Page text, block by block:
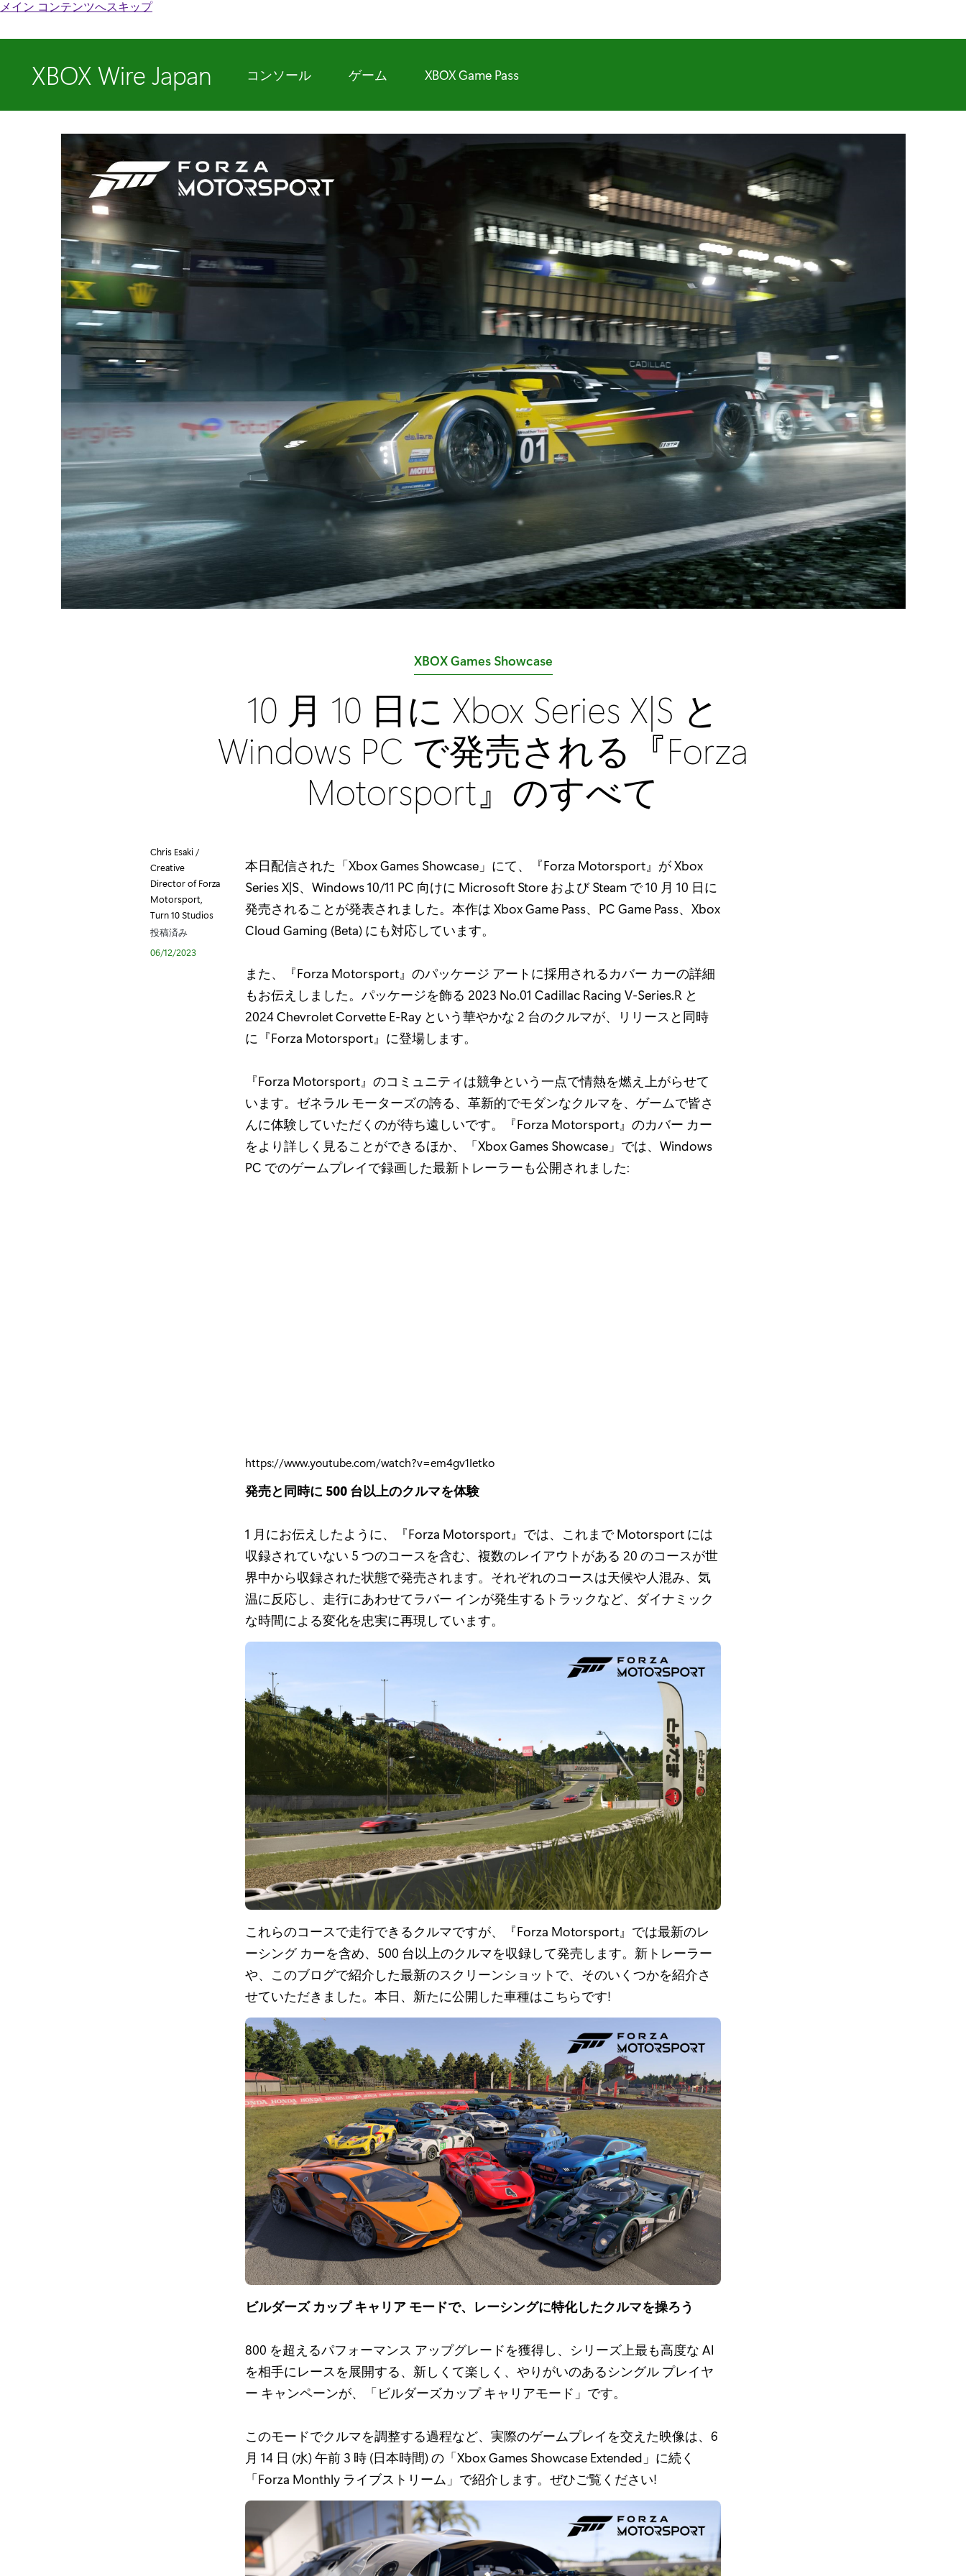
メイン コンテンツへスキップ
XBOX Wire Japan コンソール ゲーム XBOX Game Pass
カ
ゴ
リ
:
XBOX Games Showcase
10 月 10 日に Xbox Series X|S と
Windows PC で発売される『Forza
Motorsport』のすべて
Chris Esaki /
Creative
Director of Forza
Motorsport,
Turn 10 Studios
投稿済み
06/12/2023
本日配信された「Xbox Games Showcase」にて、『Forza Motorsport』が Xbox
Series X|S、Windows 10/11 PC 向けに Microsoft Store および Steam で 10 月 10 日に
発売されることが発表されました。本作は Xbox Game Pass、PC Game Pass、Xbox
Cloud Gaming (Beta) にも対応しています。
また、『Forza Motorsport』のパッケージ アートに採用されるカバー カーの詳細
もお伝えしました。パッケージを飾る 2023 No.01 Cadillac Racing V-Series.R と
2024 Chevrolet Corvette E-Ray という華やかな 2 台のクルマが、リリースと同時
に『Forza Motorsport』に登場します。
『Forza Motorsport』のコミュニティは競争という一点で情熱を燃え上がらせて
います。ゼネラル モーターズの誇る、革新的でモダンなクルマを、ゲームで皆さ
んに体験していただくのが待ち遠しいです。『Forza Motorsport』のカバー カー
をより詳しく見ることができるほか、「Xbox Games Showcase」では、Windows
PC でのゲームプレイで録画した最新トレーラーも公開されました:
https://www.youtube.com/watch?v=em4gv1Ietko
発売と同時に 500 台以上のクルマを体験
1 月にお伝えしたように、『Forza Motorsport』では、これまで Motorsport には
収録されていない 5 つのコースを含む、複数のレイアウトがある 20 のコースが世
界中から収録された状態で発売されます。それぞれのコースは天候や人混み、気
温に反応し、走行にあわせてラバー インが発生するトラックなど、ダイナミック
な時間による変化を忠実に再現しています。
これらのコースで走行できるクルマですが、『Forza Motorsport』では最新のレ
ーシング カーを含め、500 台以上のクルマを収録して発売します。新トレーラー
や、このブログで紹介した最新のスクリーンショットで、そのいくつかを紹介さ
せていただきました。本日、新たに公開した車種はこちらです!
ビルダーズ カップ キャリア モードで、レーシングに特化したクルマを操ろう
800 を超えるパフォーマンス アップグレードを獲得し、シリーズ上最も高度な AI
を相手にレースを展開する、新しくて楽しく、やりがいのあるシングル プレイヤ
ー キャンペーンが、「ビルダーズカップ キャリアモード」です。
このモードでクルマを調整する過程など、実際のゲームプレイを交えた映像は、6
月 14 日 (水) 午前 3 時 (日本時間) の「Xbox Games Showcase Extended」に続く
「Forza Monthly ライブストリーム」で紹介します。ぜひご覧ください!